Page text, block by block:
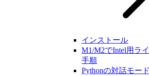
インストール
M1/M2でIntel用ラ
手順
Pythonの対話モード